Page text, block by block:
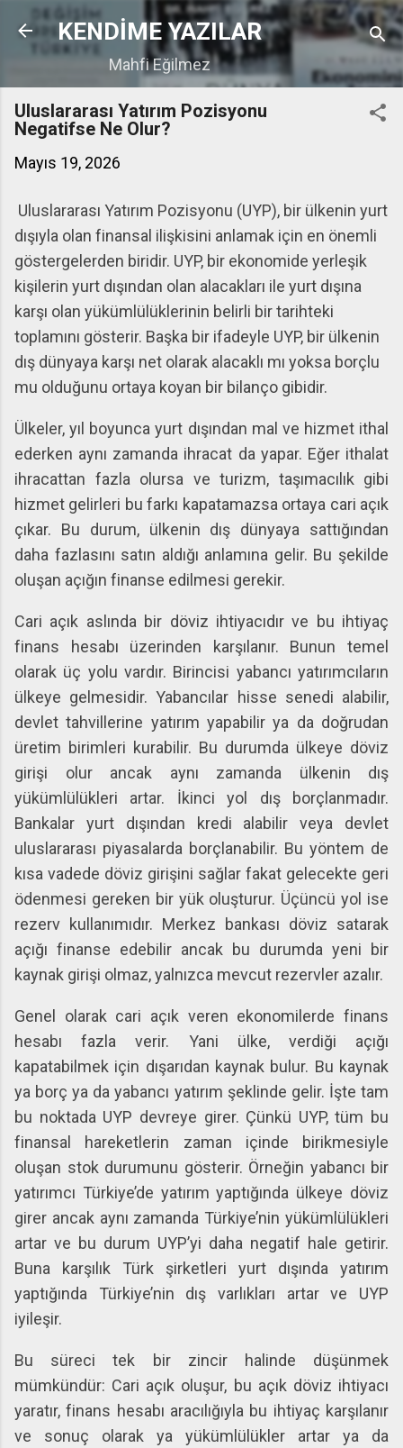
Ana içeriğe atla
KENDİME YAZILAR
Mahfi Eğilmez
Uluslararası Yatırım Pozisyonu
Negatifse Ne Olur?
Mayıs 19, 2026
Uluslararası Yatırım Pozisyonu (UYP), bir ülkenin yurt
dışıyla olan finansal ilişkisini anlamak için en önemli
göstergelerden biridir. UYP, bir ekonomide yerleşik
kişilerin yurt dışından olan alacakları ile yurt dışına
karşı olan yükümlülüklerinin belirli bir tarihteki
toplamını gösterir. Başka bir ifadeyle UYP, bir ülkenin
dış dünyaya karşı net olarak alacaklı mı yoksa borçlu
mu olduğunu ortaya koyan bir bilanço gibidir.
Ülkeler, yıl boyunca yurt dışından mal ve hizmet ithal
ederken aynı zamanda ihracat da yapar. Eğer ithalat
ihracattan fazla olursa ve turizm, taşımacılık gibi
hizmet gelirleri bu farkı kapatamazsa ortaya cari açık
çıkar. Bu durum, ülkenin dış dünyaya sattığından
daha fazlasını satın aldığı anlamına gelir. Bu şekilde
oluşan açığın finanse edilmesi gerekir.
Cari açık aslında bir döviz ihtiyacıdır ve bu ihtiyaç
finans hesabı üzerinden karşılanır. Bunun temel
olarak üç yolu vardır. Birincisi yabancı yatırımcıların
ülkeye gelmesidir. Yabancılar hisse senedi alabilir,
devlet tahvillerine yatırım yapabilir ya da doğrudan
üretim birimleri kurabilir. Bu durumda ülkeye döviz
girişi olur ancak aynı zamanda ülkenin dış
yükümlülükleri artar. İkinci yol dış borçlanmadır.
Bankalar yurt dışından kredi alabilir veya devlet
uluslararası piyasalarda borçlanabilir. Bu yöntem de
kısa vadede döviz girişini sağlar fakat gelecekte geri
ödenmesi gereken bir yük oluşturur. Üçüncü yol ise
rezerv kullanımıdır. Merkez bankası döviz satarak
açığı finanse edebilir ancak bu durumda yeni bir
kaynak girişi olmaz, yalnızca mevcut rezervler azalır.
Genel olarak cari açık veren ekonomilerde finans
hesabı fazla verir. Yani ülke, verdiği açığı
kapatabilmek için dışarıdan kaynak bulur. Bu kaynak
ya borç ya da yabancı yatırım şeklinde gelir. İşte tam
bu noktada UYP devreye girer. Çünkü UYP, tüm bu
finansal hareketlerin zaman içinde birikmesiyle
oluşan stok durumunu gösterir. Örneğin yabancı bir
yatırımcı Türkiye’de yatırım yaptığında ülkeye döviz
girer ancak aynı zamanda Türkiye’nin yükümlülükleri
artar ve bu durum UYP’yi daha negatif hale getirir.
Buna karşılık Türk şirketleri yurt dışında yatırım
yaptığında Türkiye’nin dış varlıkları artar ve UYP
iyileşir.
Bu süreci tek bir zincir halinde düşünmek
mümkündür: Cari açık oluşur, bu açık döviz ihtiyacı
yaratır, finans hesabı aracılığıyla bu ihtiyaç karşılanır
ve sonuç olarak ya yükümlülükler artar ya da